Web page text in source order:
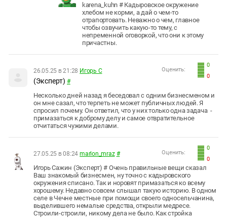
karena_kuhn # Кадыровское окружение
хлебом не корми, а дай о чем-то
отрапортовать. Неважно о чем, главное
чтобы озвучить какую-то тему, с
непременной оговоркой, что они к этому
причастны.
0
0
Оценить:
26.05.25 в 21:28 Игорь С
(Эксперт) #
Несколько дней назад я беседовал с одним бизнесменом и
он мне сазал, что терпеть не может публичных людей. Я
спросил почему. Он ответил, что у них только одна задача -
примазаться к доброму делу и самое отвратительное
отчитаться чужими делами.
0
0
Оценить:
27.05.25 в 08:24 marlon_mraz #
Игорь Сажин (Эксперт) # Очень правильные вещи сказал
Ваш знакомый бизнесмен, ну точно с кадыровского
окружения списано. Так и норовят примазаться ко всему
хорошему. Недавно совсем слышал такую историю. В одном
селе в Чечне местные при помощи своего односельчанина,
выделившего немалые средства, открыли медресе.
Строили-строили, никому дела не было. Как стройка